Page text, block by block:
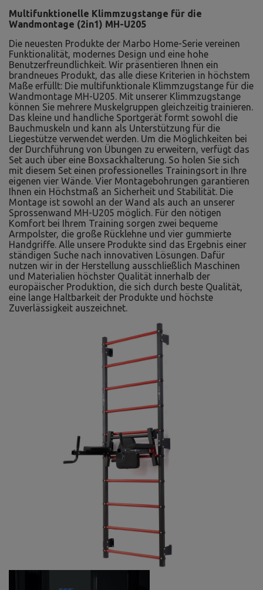
Multifunktionelle Klimmzugstange für die
Wandmontage (2in1) MH-U205
Die neuesten Produkte der Marbo Home-Serie vereinen
Funktionalität, modernes Design und eine hohe
Benutzerfreundlichkeit. Wir präsentieren Ihnen ein
brandneues Produkt, das alle diese Kriterien in höchstem
Maße erfüllt: Die multifunktionale Klimmzugstange für die
Wandmontage MH-U205. Mit unserer Klimmzugstange
können Sie mehrere Muskelgruppen gleichzeitig trainieren.
Das kleine und handliche Sportgerät formt sowohl die
Bauchmuskeln und kann als Unterstützung für die
Liegestütze verwendet werden. Um die Möglichkeiten bei
der Durchführung von Übungen zu erweitern, verfügt das
Set auch über eine Boxsackhalterung. So holen Sie sich
mit diesem Set einen professionelles Trainingsort in Ihre
eigenen vier Wände. Vier Montagebohrungen garantieren
Ihnen ein Höchstmaß an Sicherheit und Stabilität. Die
Montage ist sowohl an der Wand als auch an unserer
Sprossenwand MH-U205 möglich. Für den nötigen
Komfort bei Ihrem Training sorgen zwei bequeme
Armpolster, die große Rücklehne und vier gummierte
Handgriffe. Alle unsere Produkte sind das Ergebnis einer
ständigen Suche nach innovativen Lösungen. Dafür
nutzen wir in der Herstellung ausschließlich Maschinen
und Materialien höchster Qualität innerhalb der
europäischer Produktion, die sich durch beste Qualität,
eine lange Haltbarkeit der Produkte und höchste
Zuverlässigkeit auszeichnet.